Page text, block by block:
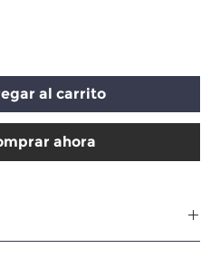
al carrito
ahora